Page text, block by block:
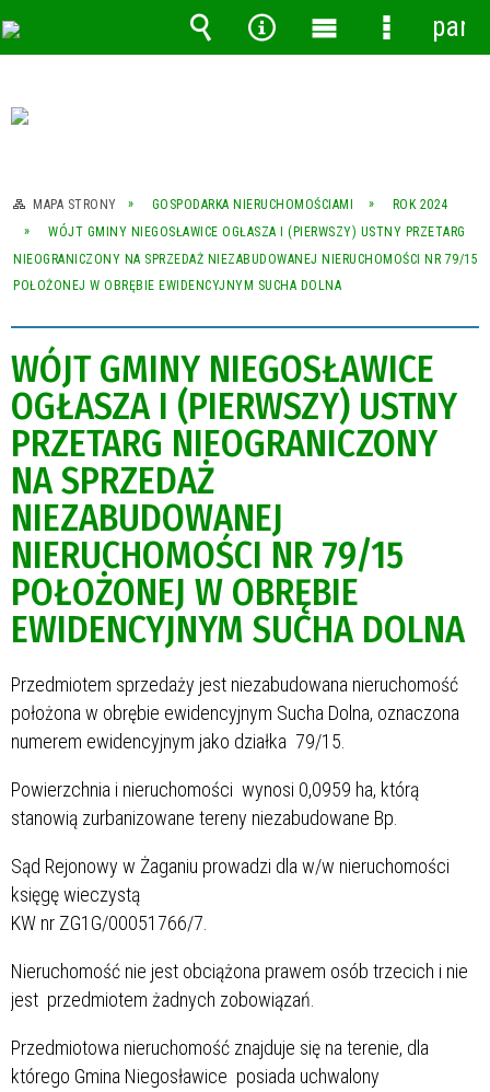
MAPA STRONY GOSPODARKA NIERUCHOMOŚCIAMI
ROK 2024
WÓJT GMINY NIEGOSŁAWICE OGŁASZA I (PIERWSZY) USTNY PRZETARG
NIEOGRANICZONY NA SPRZEDAŻ NIEZABUDOWANEJ NIERUCHOMOŚCI NR 79/15
POŁOŻONEJ W OBRĘBIE EWIDENCYJNYM SUCHA DOLNA
WÓJT GMINY NIEGOSŁAWICE
OGŁASZA I (PIERWSZY) USTNY
PRZETARG NIEOGRANICZONY
NA SPRZEDAŻ
NIEZABUDOWANEJ
NIERUCHOMOŚCI NR 79/15
POŁOŻONEJ W OBRĘBIE
EWIDENCYJNYM SUCHA DOLNA
Przedmiotem sprzedaży jest niezabudowana nieruchomość
położona w obrębie ewidencyjnym Sucha Dolna, oznaczona
numerem ewidencyjnym jako działka 79/15.
Powierzchnia i nieruchomości wynosi 0,0959 ha, którą
stanowią zurbanizowane tereny niezabudowane Bp.
Sąd Rejonowy w Żaganiu prowadzi dla w/w nieruchomości
księgę wieczystą
KW nr ZG1G/00051766/7.
Nieruchomość nie jest obciążona prawem osób trzecich i nie
jest przedmiotem żadnych zobowiązań.
Przedmiotowa nieruchomość znajduje się na terenie, dla
którego Gmina Niegosławice posiada uchwalony
Wyszukiwarka
Narzędzia
MenuMenu